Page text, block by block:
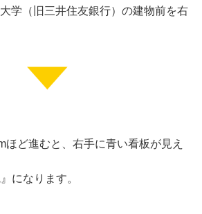
学（旧三井住友銀行）の建物前を右
ほど進むと、右手に青い看板が見え
になります。